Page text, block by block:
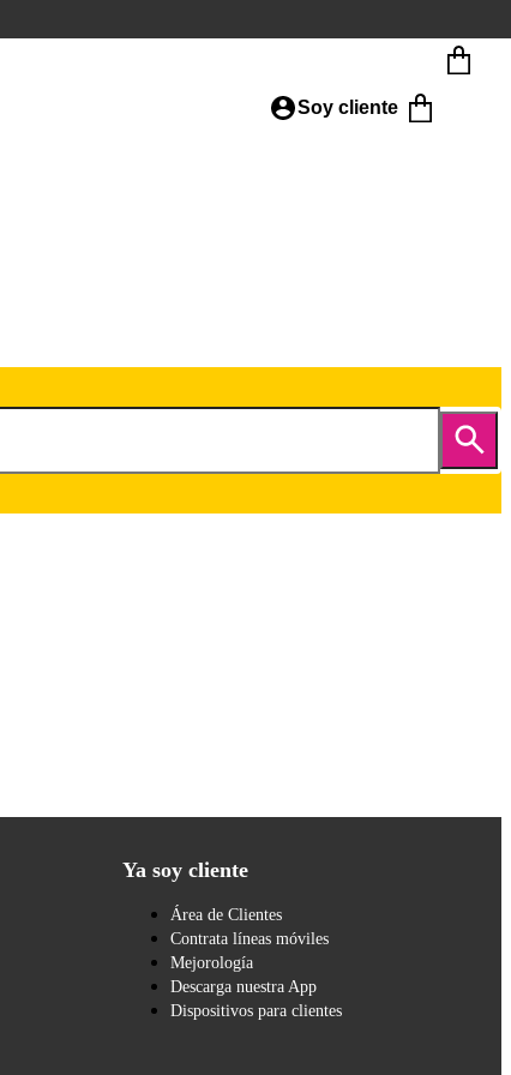
Soy cliente
Ya soy cliente
Área de Clientes
Contrata líneas móviles
Mejorología
Descarga nuestra App
Dispositivos para clientes